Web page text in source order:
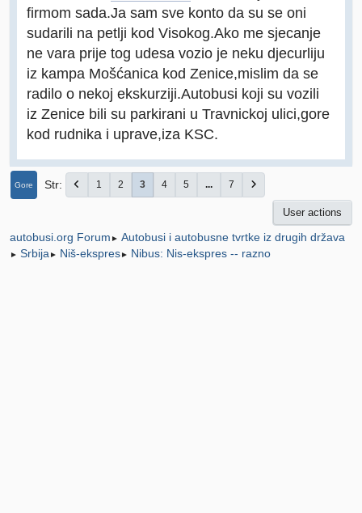
firmom sada.Ja sam sve konto da su se oni
sudarili na petlji kod Visokog.Ako me sjecanje
ne vara prije tog udesa vozio je neku djecurliju
iz kampa Mošćanica kod Zenice,mislim da se
radilo o nekoj ekskurziji.Autobusi koji su vozili
iz Zenice bili su parkirani u Travnickoj ulici,gore
kod rudnika i uprave,iza KSC.
Gore Str 1 2 3 4 5 ... 7
User actions
autobusi.org Forum ► Autobusi i autobusne tvrtke iz drugih država
► Srbija ► Niš-ekspres► Nibus: Nis-ekspres -- razno